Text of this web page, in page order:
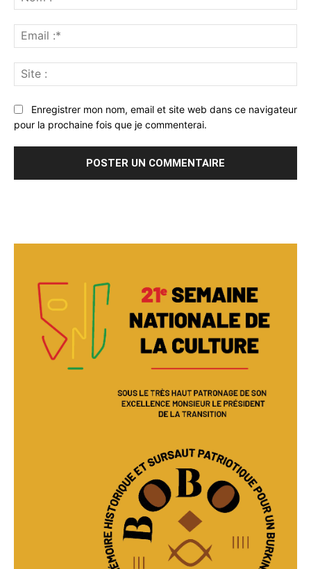
:*
:*
:
Enregistrer mon nom, email et site web dans ce navigateur
pour la prochaine fois que je commenterai.